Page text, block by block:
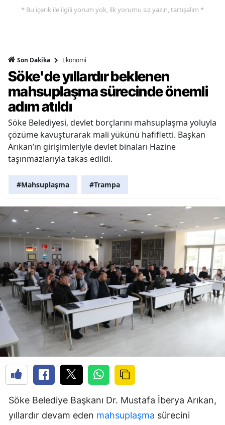
* Bu içerik ile ilgili yorum yok, ilk yorumu siz yazın, tartışalım *
Son Dakika Ekonomi
Söke'de yıllardır beklenen
mahsuplaşma sürecinde önemli
adım atıldı
Söke Belediyesi, devlet borçlarını mahsuplaşma yoluyla
çözüme kavuşturarak mali yükünü hafifletti. Başkan
Arıkan’ın girişimleriyle devlet binaları Hazine
taşınmazlarıyla takas edildi.
#Mahsuplaşma #Trampa
Söke Belediye Başkanı Dr. Mustafa İberya Arıkan,
yıllardır devam eden mahsuplaşma sürecini